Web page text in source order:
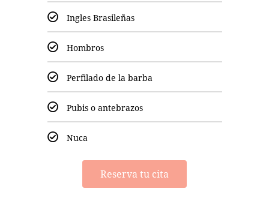
Ingles Brasileñas
Hombros
Perfilado de la barba
Pubis o antebrazos
Nuca
Reserva tu cita